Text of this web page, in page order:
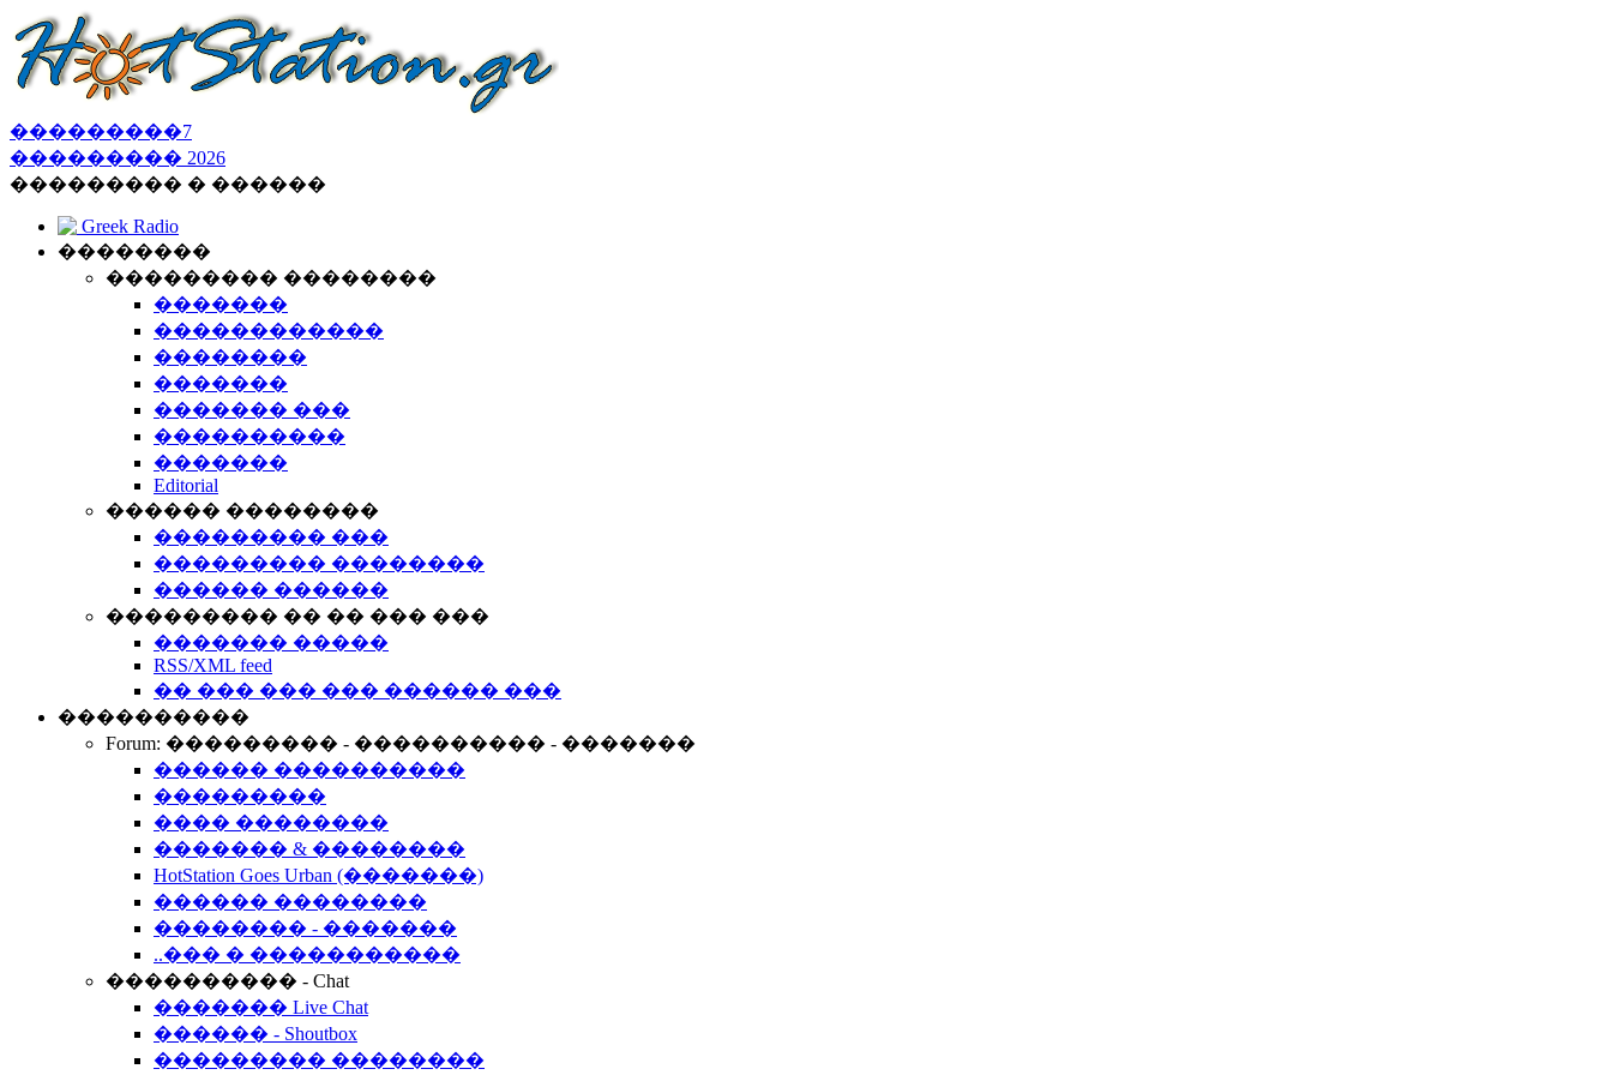
���������7
��������� 2026
��������� � ������
Greek Radio
��������
��������� ��������
�������
������������
��������
�������
������� ���
����������
�������
Editorial
������ ��������
��������� ���
��������� ��������
������ ������
��������� �� �� ��� ���
������� �����
RSS/XML feed
�� ��� ��� ��� ������ ���
����������
Forum: ��������� - ���������� - �������
������ ����������
���������
���� ��������
������� & ��������
HotStation Goes Urban (�������)
������ ��������
�������� - �������
..��� � �����������
���������� - Chat
������� Live Chat
������ - Shoutbox
��������� ��������